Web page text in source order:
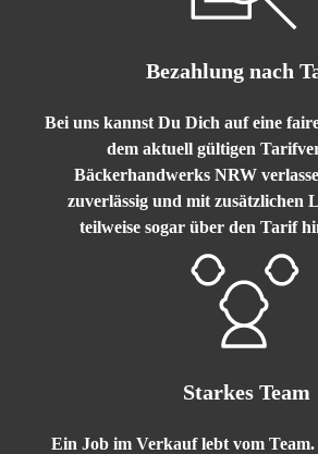
Bezahlung nach
Bei uns kannst Du Dich auf eine
dem aktuell gültigen
Bäckerhandwerks NRW
zuverlässig und mit zusätzlichen
teilweise sogar über den Tarif
Starkes Team
Ein Job im Verkauf lebt vom